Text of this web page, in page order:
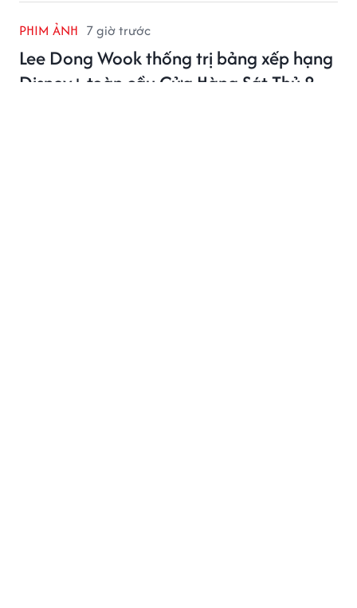
PHIM ẢNH 7 giờ trước
Lee Dong Wook thống trị bảng xếp hạng
Disney+ toàn cầu Cửa Hàng Sát Thủ 2